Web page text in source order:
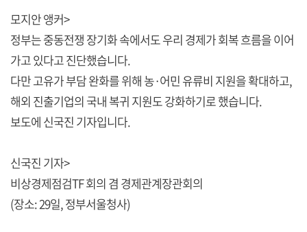
모지안 앵커>
정부는 중동전쟁 장기화 속에서도 우리 경제가 회복 흐름을 이어
가고 있다고 진단했습니다.
다만 고유가 부담 완화를 위해 농·어민 유류비 지원을 확대하고,
해외 진출기업의 국내 복귀 지원도 강화하기로 했습니다.
보도에 신국진 기자입니다.
신국진 기자>
비상경제점검TF 회의 겸 경제관계장관회의
(장소: 29일, 정부서울청사)